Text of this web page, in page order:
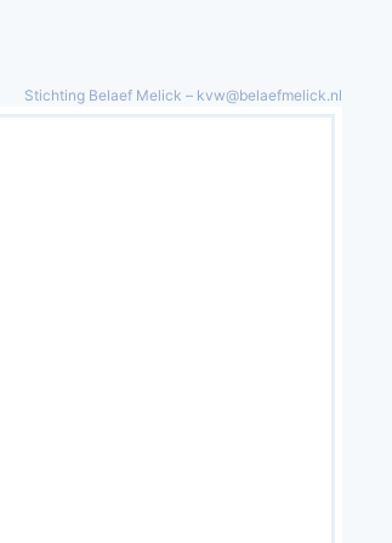
Stichting Belaef Melick – kvw@belaefmelick.nl